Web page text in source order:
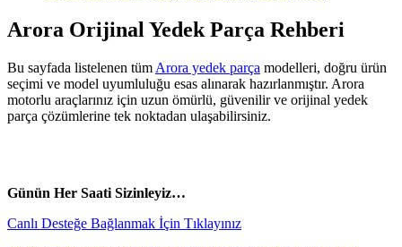
Arora Orijinal Yedek Parça Rehberi
Bu sayfada listelenen tüm Arora yedek parça modelleri, doğru ürün
seçimi ve model uyumluluğu esas alınarak hazırlanmıştır. Arora
motorlu araçlarınız için uzun ömürlü, güvenilir ve orijinal yedek
parça çözümlerine tek noktadan ulaşabilirsiniz.
Günün Her Saati Sizinleyiz…
Canlı Desteğe Bağlanmak İçin Tıklayınız